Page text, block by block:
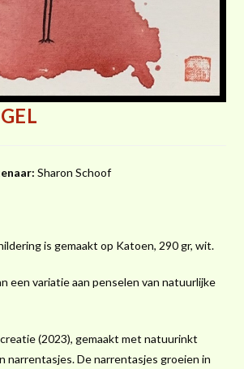
Sharon Schoof
is gemaakt op Katoen, 290 gr, wit.
een variatie aan penselen van natuurlijke
(2023), gemaakt met natuurinkt
narrentasjes. De narrentasjes groeien in